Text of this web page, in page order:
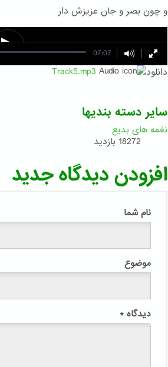
و چون بصر و جان عزیزش دار
07:07
دانلود Track5.mp3
سایر دسته بندیها
نغمه های بدیع
18272 بازدید
افزودن دیدگاه جدید
نام شما
موضوع
دیدگاه *